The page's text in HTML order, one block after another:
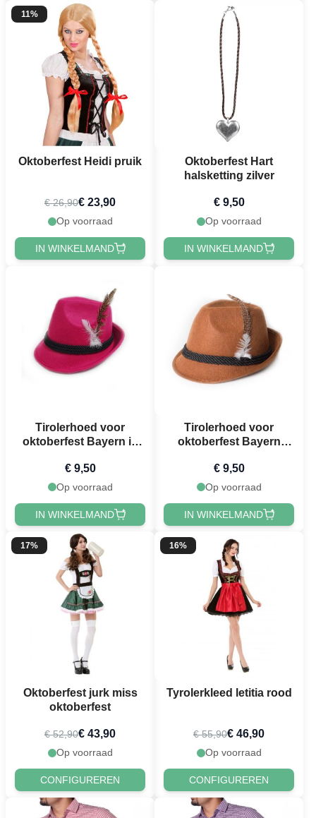
11%
Oktoberfest Heidi pruik
€ 26,90€ 23,90
Op voorraad
IN WINKELMAND
Oktoberfest Hart
halsketting zilver
€ 9,50
Op voorraad
IN WINKELMAND
Tirolerhoed voor
oktoberfest Bayern in
one-size
€ 9,50
Op voorraad
IN WINKELMAND
Tirolerhoed voor
oktoberfest Bayern
€ 9,50
Op voorraad
IN WINKELMAND
17%
Oktoberfest jurk miss
oktoberfest
€ 52,90€ 43,90
Op voorraad
CONFIGUREREN
16%
Tyrolerkleed letitia rood
€ 55,90€ 46,90
Op voorraad
CONFIGUREREN